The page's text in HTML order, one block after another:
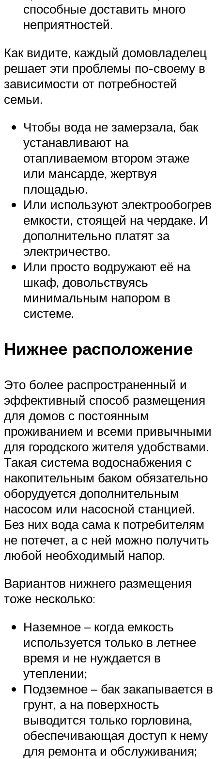
способные доставить много
неприятностей.
Как видите, каждый домовладелец
решает эти проблемы по-своему в
зависимости от потребностей
семьи.
Чтобы вода не замерзала, бак
устанавливают на
отапливаемом втором этаже
или мансарде, жертвуя
площадью.
Или используют электрообогрев
емкости, стоящей на чердаке. И
дополнительно платят за
электричество.
Или просто водружают её на
шкаф, довольствуясь
минимальным напором в
системе.
Нижнее расположение
Это более распространенный и
эффективный способ размещения
для домов с постоянным
проживанием и всеми привычными
для городского жителя удобствами.
Такая система водоснабжения с
накопительным баком обязательно
оборудуется дополнительным
насосом или насосной станцией.
Без них вода сама к потребителям
не потечет, а с ней можно получить
любой необходимый напор.
Вариантов нижнего размещения
тоже несколько:
Наземное – когда емкость
используется только в летнее
время и не нуждается в
утеплении;
Подземное – бак закапывается в
грунт, а на поверхность
выводится только горловина,
обеспечивающая доступ к нему
для ремонта и обслуживания;